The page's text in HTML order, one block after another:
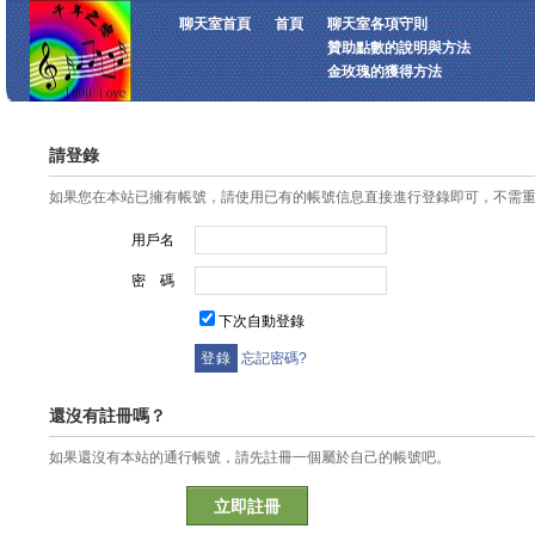
聊天室首頁 首頁
聊天室各項守則
贊助點數的說明與方法
金玫瑰的獲得方法
請登錄
如果您在本站已擁有帳號，請使用已有的帳號信息直接進行登錄即可，不需
用戶名
密 碼
下次自動登錄
忘記密碼?
還沒有註冊嗎？
如果還沒有本站的通行帳號，請先註冊一個屬於自己的帳號吧。
立即註冊